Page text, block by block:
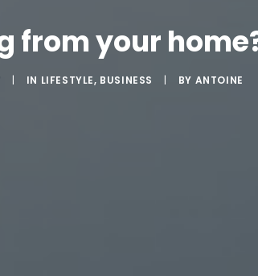
from your
| IN LIFESTYLE, BUSINESS | BY ANTOINE